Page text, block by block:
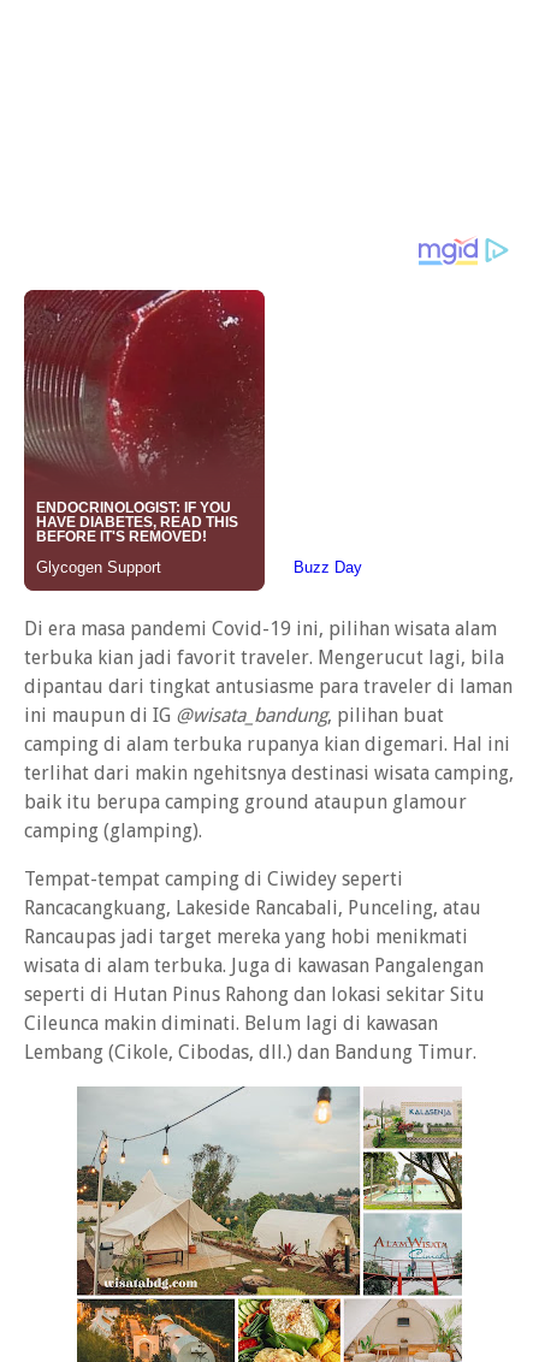
Di era masa pandemi Covid-19 ini, pilihan wisata alam
terbuka kian jadi favorit traveler. Mengerucut lagi, bila
dipantau dari tingkat antusiasme para traveler di laman
ini maupun di IG @wisata_bandung, pilihan buat
camping di alam terbuka rupanya kian digemari. Hal ini
terlihat dari makin ngehitsnya destinasi wisata camping,
baik itu berupa camping ground ataupun glamour
camping (glamping).
Tempat-tempat camping di Ciwidey seperti
Rancacangkuang, Lakeside Rancabali, Punceling, atau
Rancaupas jadi target mereka yang hobi menikmati
wisata di alam terbuka. Juga di kawasan Pangalengan
seperti di Hutan Pinus Rahong dan lokasi sekitar Situ
Cileunca makin diminati. Belum lagi di kawasan
Lembang (Cikole, Cibodas, dll.) dan Bandung Timur.